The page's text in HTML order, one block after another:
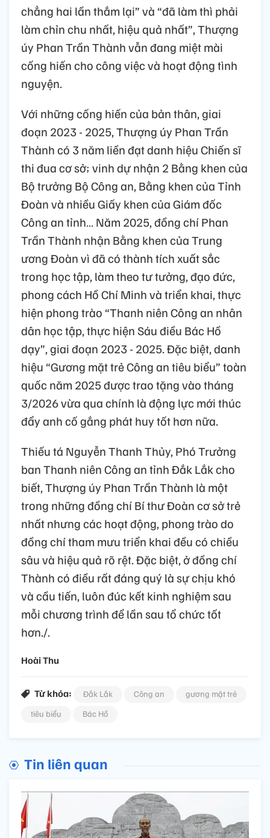
chẳng hai lần thắm lại” và “đã làm thì phải
làm chỉn chu nhất, hiệu quả nhất”, Thượng
úy Phan Trần Thành vẫn đang miệt mài
cống hiến cho công việc và hoạt động tình
nguyện.
Với những cống hiến của bản thân, giai
đoạn 2023 - 2025, Thượng úy Phan Trần
Thành có 3 năm liền đạt danh hiệu Chiến sĩ
thi đua cơ sở; vinh dự nhận 2 Bằng khen của
Bộ trưởng Bộ Công an, Bằng khen của Tỉnh
Đoàn và nhiều Giấy khen của Giám đốc
Công an tỉnh… Năm 2025, đồng chí Phan
Trần Thành nhận Bằng khen của Trung
ương Đoàn vì đã có thành tích xuất sắc
trong học tập, làm theo tư tưởng, đạo đức,
phong cách Hồ Chí Minh và triển khai, thực
hiện phong trào “Thanh niên Công an nhân
dân học tập, thực hiện Sáu điều Bác Hồ
dạy”, giai đoạn 2023 - 2025. Đặc biệt, danh
hiệu “Gương mặt trẻ Công an tiêu biểu” toàn
quốc năm 2025 được trao tặng vào tháng
3/2026 vừa qua chính là động lực mới thúc
đẩy anh cố gắng phát huy tốt hơn nữa.
Thiếu tá Nguyễn Thanh Thủy, Phó Trưởng
ban Thanh niên Công an tỉnh Đắk Lắk cho
biết, Thượng úy Phan Trần Thành là một
trong những đồng chí Bí thư Đoàn cơ sở trẻ
nhất nhưng các hoạt động, phong trào do
đồng chí tham mưu triển khai đều có chiều
sâu và hiệu quả rõ rệt. Đặc biệt, ở đồng chí
Thành có điều rất đáng quý là sự chịu khó
và cầu tiến, luôn đúc kết kinh nghiệm sau
mỗi chương trình để lần sau tổ chức tốt
hơn./.
Hoài Thu
Từ khóa: Đắk Lắk Công an
gương mặt trẻ
tiêu biểu
Bác Hồ
Tin liên quan